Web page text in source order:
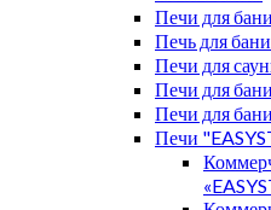
Печи для
Печь для
Печи для
Печи для
Печи для
Печи